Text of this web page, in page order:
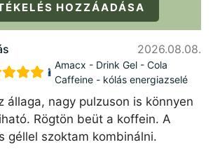
HOZZÁADÁSA
2026.08.08.
Amacx - Drink Gel - Cola
Caffeine - kólás energiazselé
állaga, nagy pulzuson is könnyen
Rögtön beüt a koffein. A
géllel szoktam kombinálni.